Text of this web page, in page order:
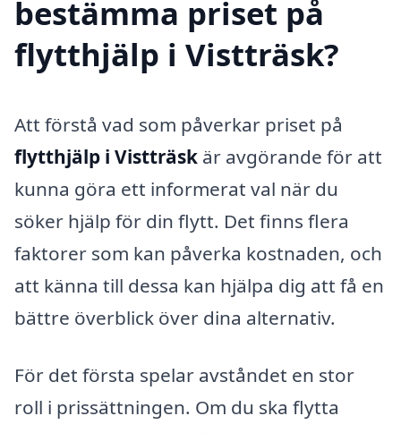
bestämma priset på
flytthjälp i Vistträsk?
Att förstå vad som påverkar priset på
flytthjälp i Vistträsk är avgörande för att
kunna göra ett informerat val när du
söker hjälp för din flytt. Det finns flera
faktorer som kan påverka kostnaden, och
att känna till dessa kan hjälpa dig att få en
bättre överblick över dina alternativ.
För det första spelar avståndet en stor
roll i prissättningen. Om du ska flytta